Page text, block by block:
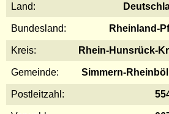
Land:
Bundesland: Rheinland-
Kreis: Rhein-Hunsrück-
Gemeinde: Simmern-
Postleitzahl: